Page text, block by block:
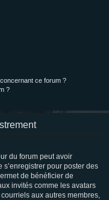
ce forum ?
?
du forum peut avoir
s’enregistrer pour poster des
de bénéficier de
invités comme les avatars
aux autres membres,